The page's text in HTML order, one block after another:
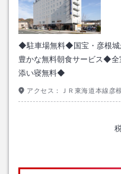
◆駐車場無料◆国宝・彦根
豊かな無料朝食サービス◆
添い寝無料◆
アクセス： ＪＲ東海道本線彦